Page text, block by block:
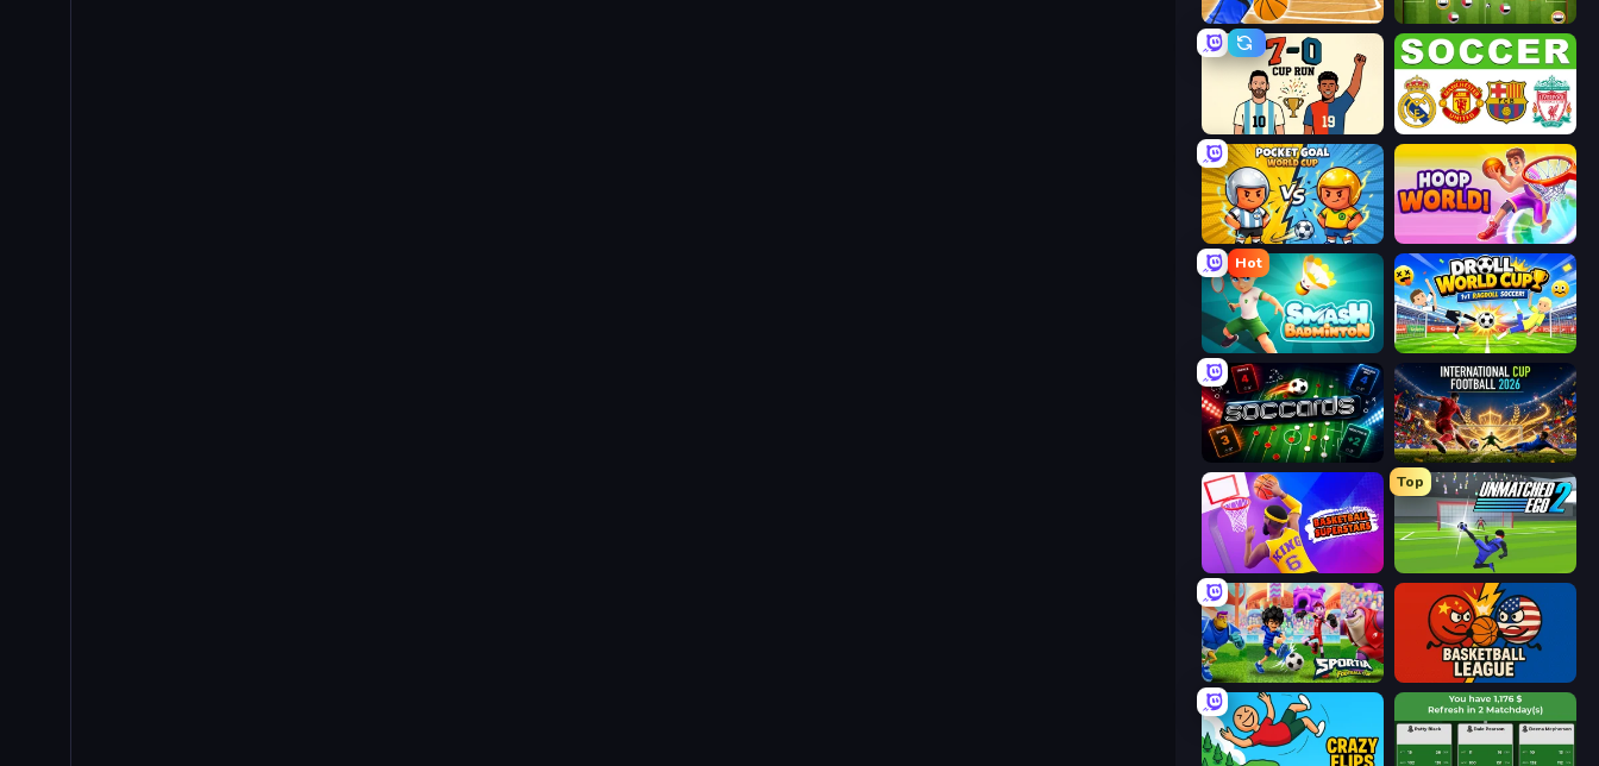
Unmatched Basketball Soccer Challenge
European Football Quiz
Pocket Goal: World Cup Hoop World 3D
Hot
Smash Badminton Droll World Cup
Soccards International Cup Football 2026
Basketball Superstars
Top
Unmatched Ego 2
Sportia Football Cup Basketball League